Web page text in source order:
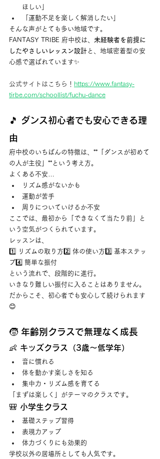
ほしい」
「運動不足を楽しく解消したい」
そんな声がとても多い地域です。
FANTASY TRIBE 府中校は、 未経験者を前提に
したやさしいレッスン設計 と、地域密着型の安
心感で選ばれています✨
公式サイトはこちら！ https://www.fantasy-
tirbe.com/schoollist/fuchu-dance
🎵 ダンス初心者でも安心できる理
由
府中校のいちばんの特徴は、**「ダンスが初めて
の人が主役」**という考え方。
よくある不安…
リズム感がないかも
運動が苦手
周りについていけるか不安
ここでは、最初から「できなくて当たり前」と
いう空気がつくられています。
レッスンは、
1️⃣ リズムの取り方2️⃣ 体の使い方3️⃣ 基本ステッ
プ4️⃣ 簡単な振付
という流れで、段階的に進行。
いきなり難しい振付に入ることはありません。
だからこそ、初心者でも安心して続けられます
😊
🧒 年齢別クラスで無理なく成長
👶 キッズクラス（3歳〜低学年）
音に慣れる
体を動かす楽しさを知る
集中力・リズム感を育てる
「まずは楽しく」がテーマのクラスです。
🎒 小学生クラス
基礎ステップ習得
表現力アップ
体力づくりにも効果的
学校以外の居場所としても人気です。